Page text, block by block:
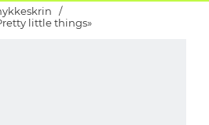
little things»